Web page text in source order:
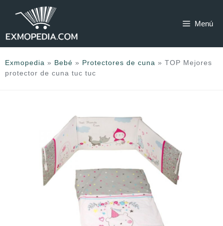
Menú
Exmopedia » Bebé » Protectores de cuna » TOP Mejores
protector de cuna tuc tuc